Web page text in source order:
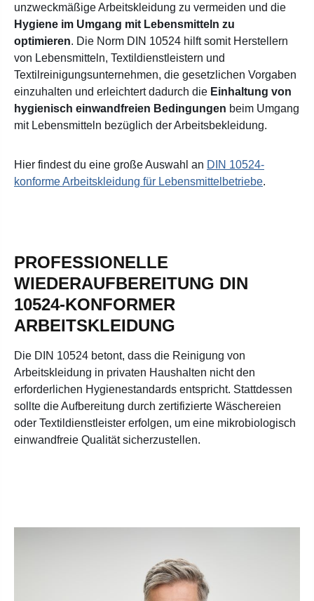
unzweckmäßige Arbeitskleidung zu vermeiden und die
Hygiene im Umgang mit Lebensmitteln zu
optimieren. Die Norm DIN 10524 hilft somit Herstellern
von Lebensmitteln, Textildienstleistern und
Textilreinigungsunternehmen, die gesetzlichen Vorgaben
einzuhalten und erleichtert dadurch die Einhaltung von
hygienisch einwandfreien Bedingungen beim Umgang
mit Lebensmitteln bezüglich der Arbeitsbekleidung.
Hier findest du eine große Auswahl an DIN 10524-
konforme Arbeitskleidung für Lebensmittelbetriebe.
PROFESSIONELLE
WIEDERAUFBEREITUNG DIN
10524-KONFORMER
ARBEITSKLEIDUNG
Die DIN 10524 betont, dass die Reinigung von
Arbeitskleidung in privaten Haushalten nicht den
erforderlichen Hygienestandards entspricht. Stattdessen
sollte die Aufbereitung durch zertifizierte Wäschereien
oder Textildienstleister erfolgen, um eine mikrobiologisch
einwandfreie Qualität sicherzustellen.